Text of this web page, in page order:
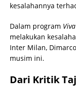
kesalahannya
Dalam program
melakukan
Inter Milan,
musim ini.
Dari Kritik